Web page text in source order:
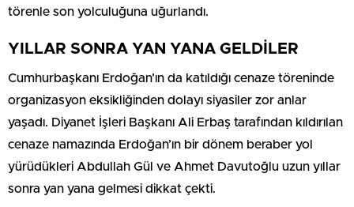
törenle son yolculuğuna uğurlandı.
YILLAR SONRA YAN YANA GELDİLER
Cumhurbaşkanı Erdoğan’ın da katıldığı cenaze töreninde
organizasyon eksikliğinden dolayı siyasiler zor anlar
yaşadı. Diyanet İşleri Başkanı Ali Erbaş tarafından kıldırılan
cenaze namazında Erdoğan’ın bir dönem beraber yol
yürüdükleri Abdullah Gül ve Ahmet Davutoğlu uzun yıllar
sonra yan yana gelmesi dikkat çekti.